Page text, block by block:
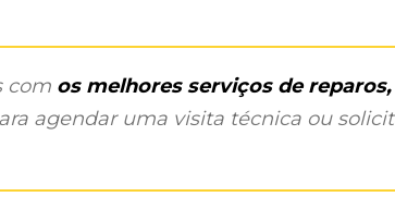
com os melhores serviços de
agendar uma visita técnica ou